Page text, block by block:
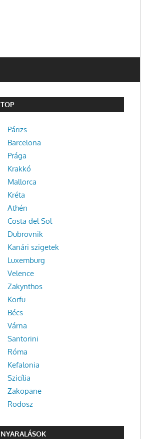
TOP
Párizs
Barcelona
Prága
Krakkó
Mallorca
Kréta
Athén
Costa del Sol
Dubrovnik
Kanári szigetek
Luxemburg
Velence
Zakynthos
Korfu
Bécs
Várna
Santorini
Róma
Kefalonia
Szicília
Zakopane
Rodosz
NYARALÁSOK